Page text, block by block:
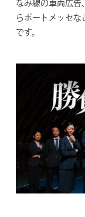
なみ線の車両広告
らポートメッセな
です。